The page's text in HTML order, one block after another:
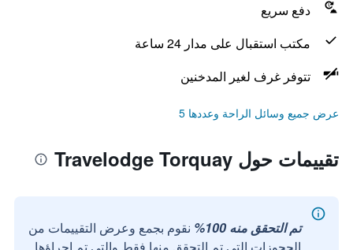
دفع سريع
مكتب استقبال على مدار 24 ساعة
تتوفر غرف لغير المدخنين
عرض جميع وسائل الراحة وعددها 5
تقييمات حول Travelodge Torquay
تم التحقق منه 100%
نقوم بجمع وعرض التقييمات من